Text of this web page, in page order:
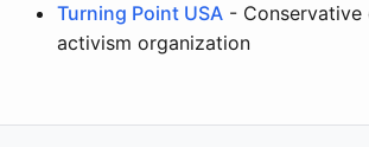
Turning Point USA - Conservative
activism organization